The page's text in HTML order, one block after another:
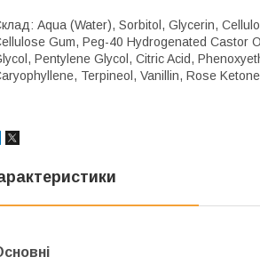
Aqua (Water), Sorbitol, Glycerin,
Gum, Peg-40 Hydrogenated Castor
Pentylene Glycol, Citric Acid,
Terpineol, Vanillin, Rose